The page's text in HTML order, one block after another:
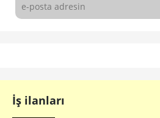
İş ilanları